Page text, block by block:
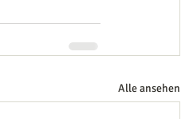
Alle ansehen